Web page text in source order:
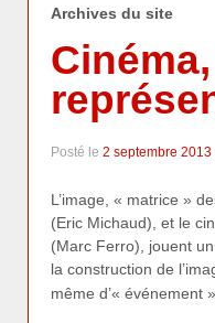
Archives du site
Posté le 2 septembre 2013
L’image, « matrice »
(Eric Michaud), et le
(Marc Ferro), jouent
la construction de
même d’« événement